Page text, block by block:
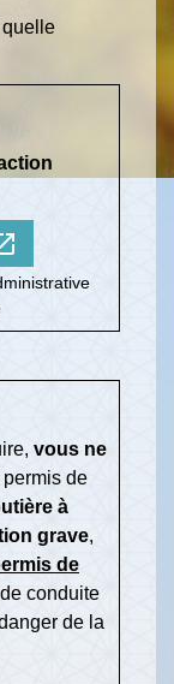
vous ne
de
à
grave,
de
conduite
de la